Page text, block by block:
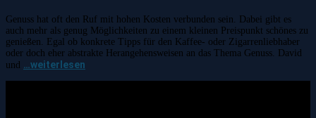
Genuss hat oft den Ruf mit hohen Kosten verbunden sein. Dabei gibt es
auch mehr als genug Möglichkeiten zu einem kleinen Preispunkt schönes zu
genießen. Egal ob konkrete Tipps für den Kaffee- oder Zigarrenliebhaber
oder doch eher abstrakte Herangehensweisen an das Thema Genuss. David
und …weiterlesen